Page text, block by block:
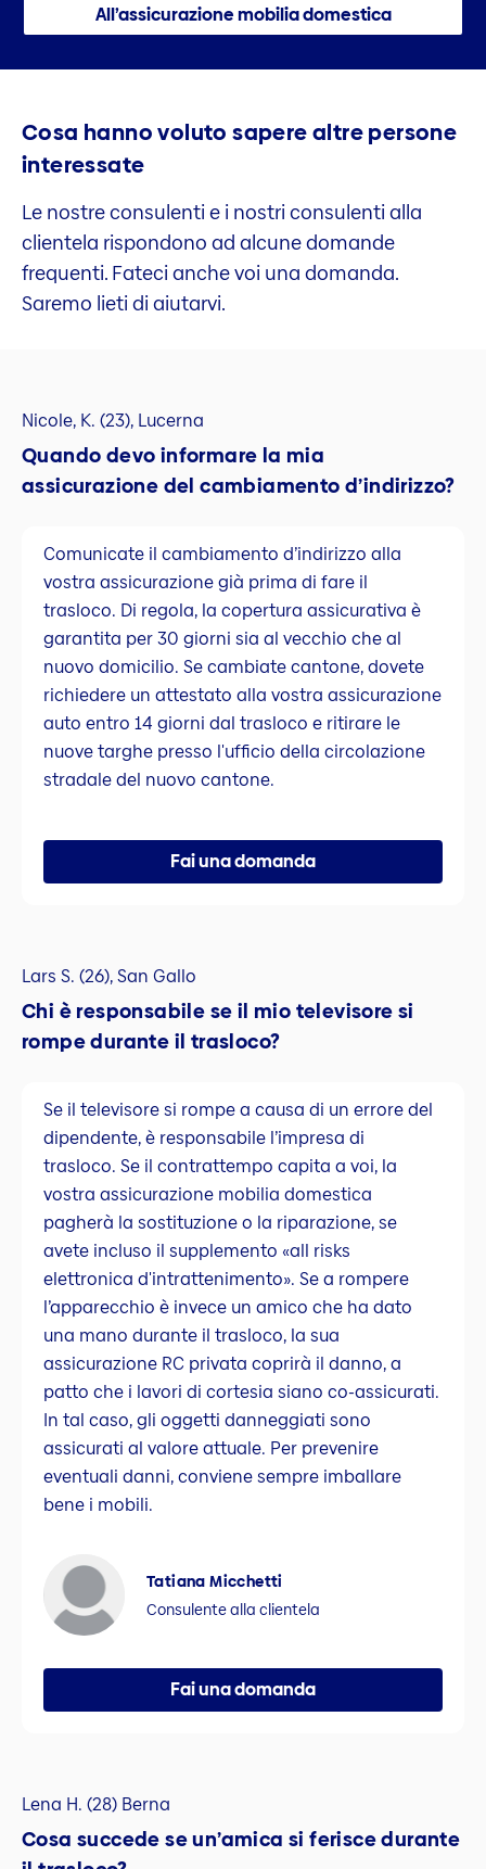
All’assicurazione mobilia domestica
Cosa hanno voluto sapere altre persone
interessate
Le nostre consulenti e i nostri consulenti alla
clientela rispondono ad alcune domande
frequenti. Fateci anche voi una domanda.
Saremo lieti di aiutarvi.
Nicole, K. (23), Lucerna
Quando devo informare la mia
assicurazione del cambiamento d’indirizzo?
Comunicate il cambiamento d’indirizzo alla
vostra assicurazione già prima di fare il
trasloco. Di regola, la copertura assicurativa è
garantita per 30 giorni sia al vecchio che al
nuovo domicilio. Se cambiate cantone, dovete
richiedere un attestato alla vostra assicurazione
auto entro 14 giorni dal trasloco e ritirare le
nuove targhe presso l'ufficio della circolazione
stradale del nuovo cantone.
Fai una domanda
Lars S. (26), San Gallo
Chi è responsabile se il mio televisore si
rompe durante il trasloco?
Se il televisore si rompe a causa di un errore del
dipendente, è responsabile l’impresa di
trasloco. Se il contrattempo capita a voi, la
vostra assicurazione mobilia domestica
pagherà la sostituzione o la riparazione, se
avete incluso il supplemento «all risks
elettronica d'intrattenimento». Se a rompere
l’apparecchio è invece un amico che ha dato
una mano durante il trasloco, la sua
assicurazione RC privata coprirà il danno, a
patto che i lavori di cortesia siano co-assicurati.
In tal caso, gli oggetti danneggiati sono
assicurati al valore attuale. Per prevenire
eventuali danni, conviene sempre imballare
bene i mobili.
Tatiana Micchetti
Consulente alla clientela
Fai una domanda
Lena H. (28) Berna
Cosa succede se un’amica si ferisce durante